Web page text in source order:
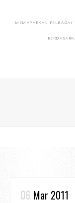
MEMAPARKAN
06 Mar 2011